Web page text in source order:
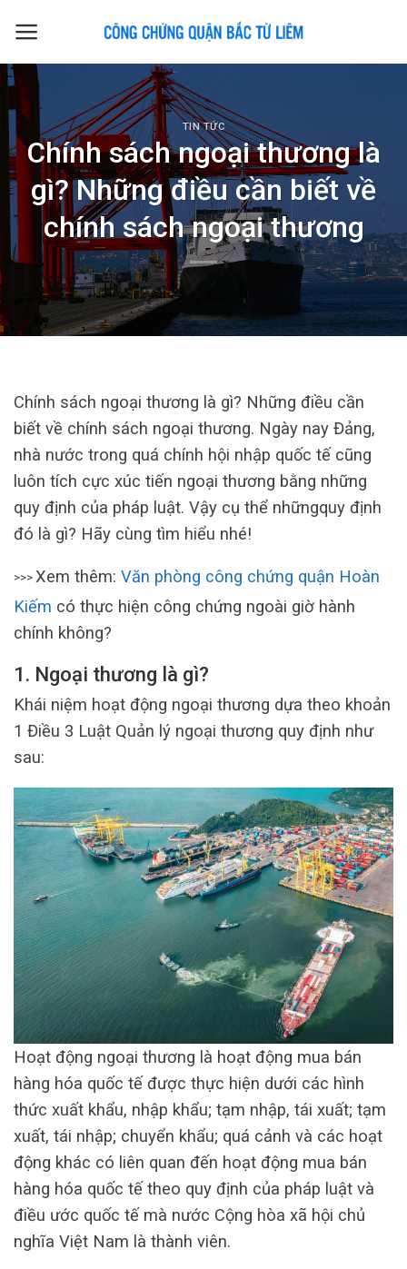
TIN TỨC
Chính sách ngoại thương là
gì? Những điều cần biết về
chính sách ngoại thương
Chính sách ngoại thương là gì? Những điều cần
biết về chính sách ngoại thương. Ngày nay Đảng,
nhà nước trong quá chính hội nhập quốc tế cũng
luôn tích cực xúc tiến ngoại thương bằng những
quy định của pháp luật. Vậy cụ thể nhữngquy định
đó là gì? Hãy cùng tìm hiểu nhé!
>>> Xem thêm: Văn phòng công chứng quận Hoàn
Kiếm có thực hiện công chứng ngoài giờ hành
chính không?
1. Ngoại thương là gì?
Khái niệm hoạt động ngoại thương dựa theo khoản
1 Điều 3 Luật Quản lý ngoại thương quy định như
sau:
Hoạt động ngoại thương là hoạt động mua bán
hàng hóa quốc tế được thực hiện dưới các hình
thức xuất khẩu, nhập khẩu; tạm nhập, tái xuất; tạm
xuất, tái nhập; chuyển khẩu; quá cảnh và các hoạt
động khác có liên quan đến hoạt động mua bán
hàng hóa quốc tế theo quy định của pháp luật và
điều ước quốc tế mà nước Cộng hòa xã hội chủ
nghĩa Việt Nam là thành viên.